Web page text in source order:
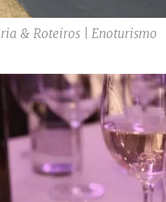
& Roteiros | Enoturismo